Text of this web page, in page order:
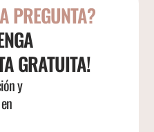
PREGUNTA?
GRATUITA!
y